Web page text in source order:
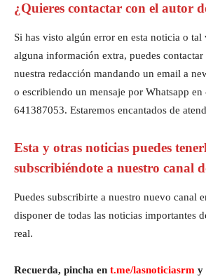
¿Quieres contactar con el autor
Si has visto algún error en esta noticia o tal
alguna información extra, puedes contactar
nuestra redacción mandando un email a
o escribiendo un mensaje por Whatsapp en
641387053. Estaremos encantados de
Esta y otras noticias puedes
subscribiéndote a nuestro canal
Puedes subscribirte a nuestro nuevo canal
disponer de todas las noticias importantes
real.
Recuerda, pincha en t.me/lasnoticiasrm y